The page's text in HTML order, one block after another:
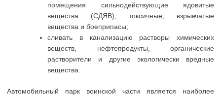
помещения сильнодействующие ядовитые
вещества (СДЯВ), токсичные, взрывчатые
вещества и боеприпасы;
сливать в канализацию растворы химических
веществ, нефтепродукты, органические
растворители и другие экологически вредные
вещества.
Автомобильный парк воинской части является наиболее